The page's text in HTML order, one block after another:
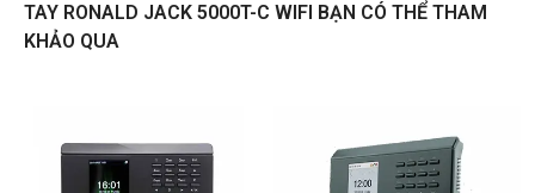
TAY RONALD JACK 5000T-C WIFI BẠN CÓ THỂ THAM
KHẢO QUA
Chị